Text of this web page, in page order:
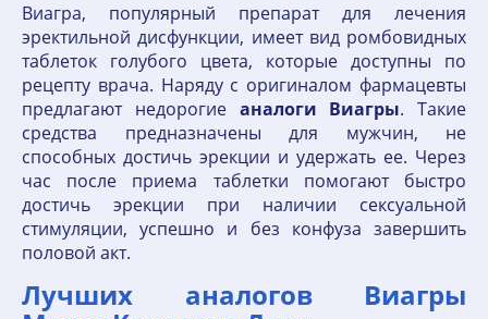
Виагра, популярный препарат для лечения
эректильной дисфункции, имеет вид ромбовидных
таблеток голубого цвета, которые доступны по
рецепту врача. Наряду с оригиналом фармацевты
предлагают недорогие аналоги Виагры. Такие
средства предназначены для мужчин, не
способных достичь эрекции и удержать ее. Через
час после приема таблетки помогают быстро
достичь эрекции при наличии сексуальной
стимуляции, успешно и без конфуза завершить
половой акт.
Лучших аналогов Виагры